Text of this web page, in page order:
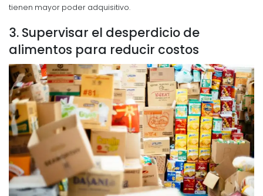
tienen mayor poder adquisitivo.
3. Supervisar el desperdicio de
alimentos para reducir costos